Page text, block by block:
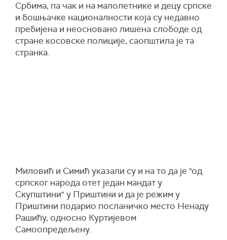
Србима, па чак и на малолетнике и децу српске
и бошњачке националности која су недавно
пребијена и неосновано лишена слободе од
стране косовске полиције, саопштила је та
странка.
Миловић и Симић указали су и на то да је "од
српског народа отет један мандат у
Скупштини" у Приштини и да је режим у
Приштини подарио посланичко место Ненаду
Рашићу, односно Куртијевом
Самоопредељену.